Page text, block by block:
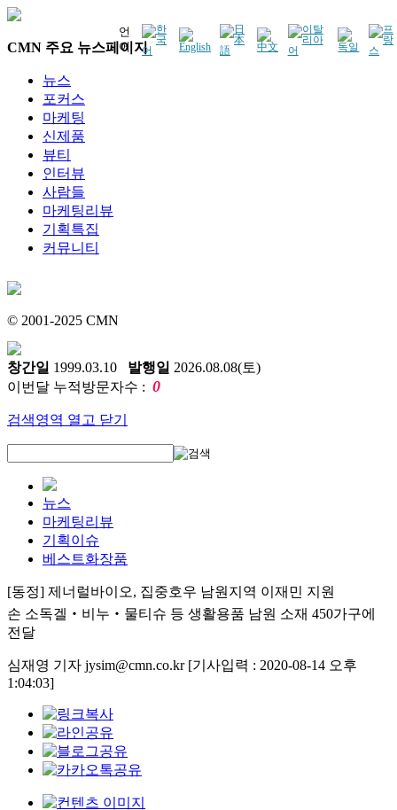
언
어
CMN 주요 뉴스페이지
뉴스
포커스
마케팅
신제품
뷰티
인터뷰
사람들
마케팅리뷰
기획특집
커뮤니티
© 2001-2025 CMN
창간일 1999.03.10 발행일 2026.08.08(토)
이번달 누적방문자수 : 0
검색영역 열고 닫기
뉴스
마케팅리뷰
기획이슈
베스트화장품
[동정] 제너럴바이오, 집중호우 남원지역 이재민 지원
손 소독겔‧비누‧물티슈 등 생활용품 남원 소재 450가구에
전달
심재영 기자 jysim@cmn.co.kr [기사입력 : 2020-08-14 오후
1:04:03]